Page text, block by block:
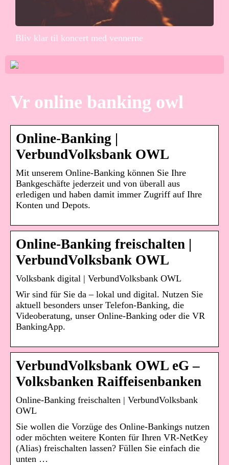
Bliv klar til koncert med vennerne
Vr online banking owl
Online-Banking |
VerbundVolksbank OWL
Mit unserem Online-Banking können Sie Ihre
Bankgeschäfte jederzeit und von überall aus
erledigen und haben damit immer Zugriff auf Ihre
Konten und Depots.
Online-Banking freischalten |
VerbundVolksbank OWL
Volksbank digital | VerbundVolksbank OWL
Wir sind für Sie da – lokal und digital. Nutzen Sie
aktuell besonders unser Telefon-Banking, die
Videoberatung, unser Online-Banking oder die VR
BankingApp.
VerbundVolksbank OWL eG –
Volksbanken Raiffeisenbanken
Online-Banking freischalten | VerbundVolksbank
OWL
Sie wollen die Vorzüge des Online-Bankings nutzen
oder möchten weitere Konten für Ihren VR-NetKey
(Alias) freischalten lassen? Füllen Sie einfach die
unten …